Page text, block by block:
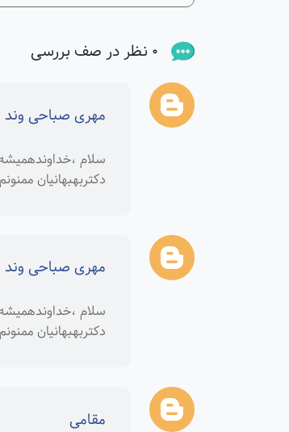
0 نظر در صف بررسی
مهری صباحی وند
سلام
دکتربهبهانیان
مهری صباحی وند
سلام
دکتربهبهانیان
مقامی